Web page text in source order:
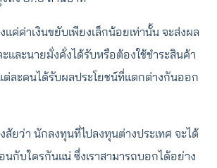
แค่ค่าเงินขยับเพียงเล็กน้อยเท่านั้น จะส่งผล
และนายมั่งคั่งได้รับหรือต้องใช้ชำระสินค้า
ต่ละคนได้รับผลประโยชน์ที่แตกต่างกันออก
ยว่า นักลงทุนที่ไปลงทุนต่างประเทศ จะได้
นกับใครกันแน่ ซึ่งเราสามารถบอกได้อย่าง